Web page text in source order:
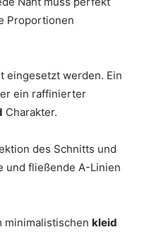
Proportionen
eingesetzt werden. Ein
ein raffinierter
Charakter.
des Schnitts und
und fließende A-Linien
minimalistischen kleid